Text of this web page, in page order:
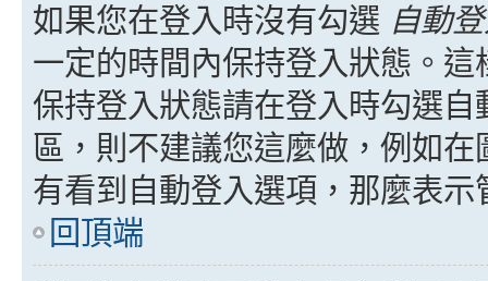
如果您在登入時沒有勾選 自動
一定的時間內保持登入狀態。
保持登入狀態請在登入時勾選
區，則不建議您這麼做，例如
有看到自動登入選項，那麼表
回頂端